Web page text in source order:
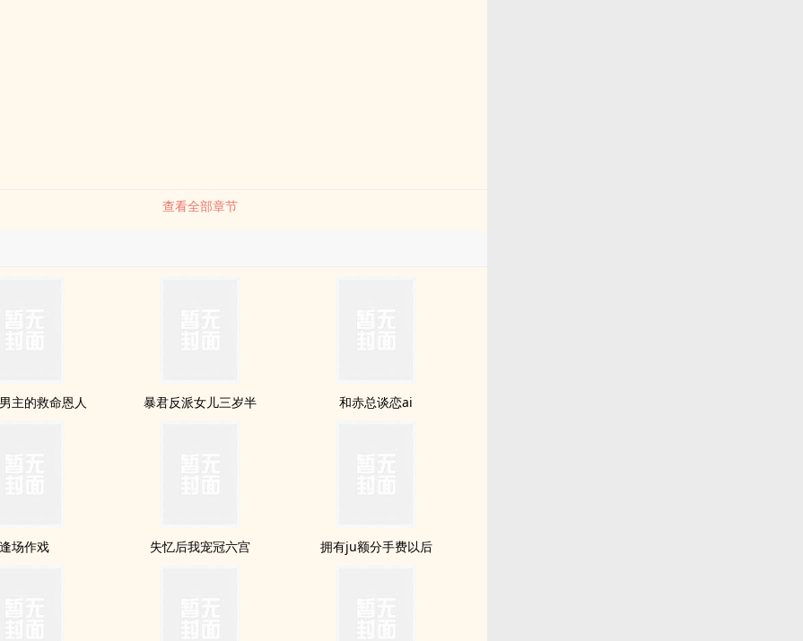
查看全部章节
主的救命恩人 暴君反派女儿三岁半 和赤总谈恋ai
逢场作戏 失忆后我宠冠六宫 拥有ju额分手费以后